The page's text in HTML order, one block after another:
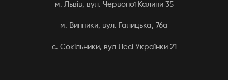
м. Львів, вул. Червоної Калини 35
м. Винники, вул. Галицька, 76а
с. Сокільники, вул Лесі Українки 21